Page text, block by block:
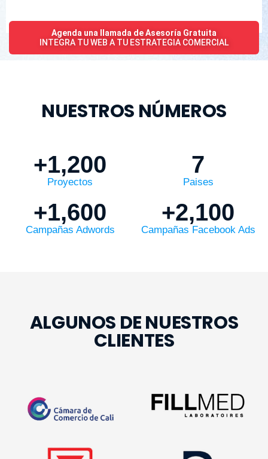
Agenda una llamada de Asesoría Gratuita
INTEGRA TU WEB A TU ESTRATEGIA COMERCIAL
NUESTROS NÚMEROS
Proyectos
+1,200
Paises
7
Campañas Adwords
+1,600
Campañas Facebook Ads
+2,100
ALGUNOS DE NUESTROS
CLIENTES
Apoyamos La Venta De
Cursos Para Empresarios
Venta Dispositivos De Uso
Medico